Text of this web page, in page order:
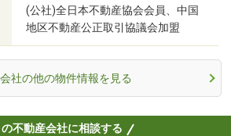
(公社)全日本不動産協会会員、中国
地区不動産公正取引協議会加盟
社の他の物件情報を見る
の不動産会社に相談する